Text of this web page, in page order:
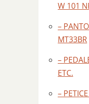
W 101
–
MT33BR
–
ETC.
–